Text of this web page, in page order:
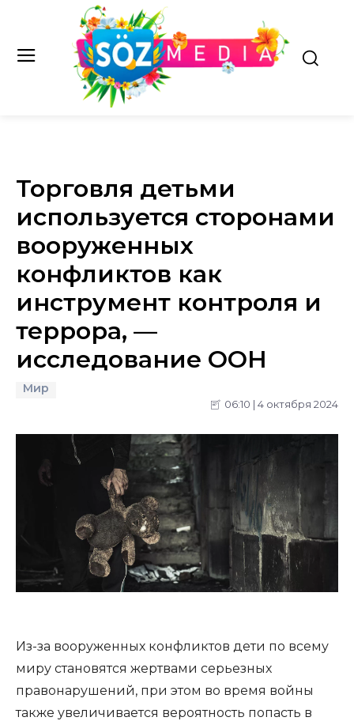
Торговля детьми
используется сторонами
вооруженных
конфликтов как
инструмент контроля и
террора, —
исследование ООН
Мир
06:10 | 4 октября 2024
Из-за вооруженных конфликтов дети по всему
миру становятся жертвами серьезных
правонарушений, при этом во время войны
также увеличивается вероятность попасть в